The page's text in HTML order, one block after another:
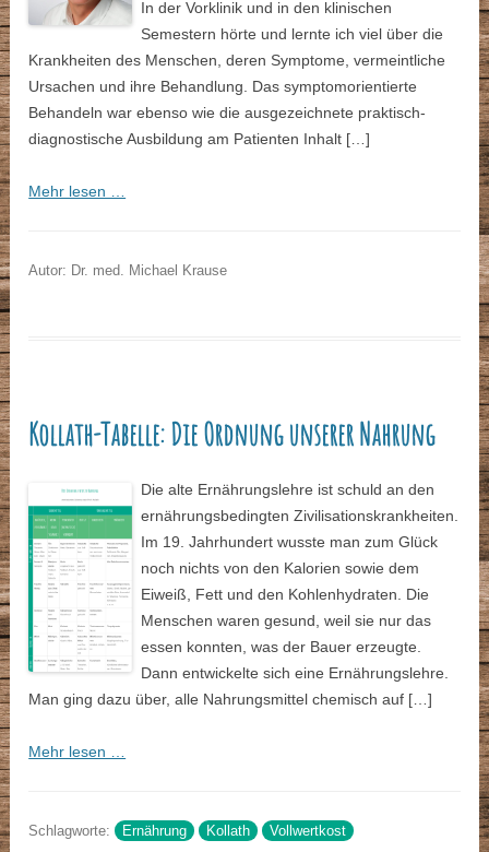
In der Vorklinik und in den klinischen
Semestern hörte und lernte ich viel über die
Krankheiten des Menschen, deren Symptome, vermeintliche
Ursachen und ihre Behandlung. Das symptomorientierte
Behandeln war ebenso wie die ausgezeichnete praktisch-
diagnostische Ausbildung am Patienten Inhalt […]
Mehr lesen …
Autor: Dr. med. Michael Krause
Kollath-Tabelle: Die Ordnung unserer Nahrung
Die alte Ernährungslehre ist schuld an den
ernährungsbedingten Zivilisationskrankheiten.
Im 19. Jahrhundert wusste man zum Glück
noch nichts von den Kalorien sowie dem
Eiweiß, Fett und den Kohlenhydraten. Die
Menschen waren gesund, weil sie nur das
essen konnten, was der Bauer erzeugte.
Dann entwickelte sich eine Ernährungslehre.
Man ging dazu über, alle Nahrungsmittel chemisch auf […]
Mehr lesen …
Schlagworte: Ernährung Kollath Vollwertkost